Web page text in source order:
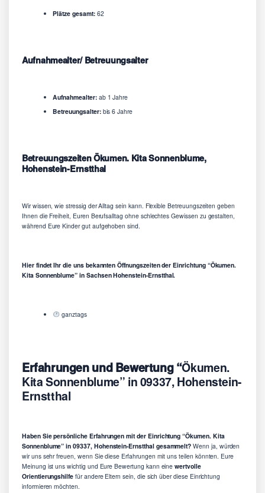
Plätze gesamt:62
Aufnahmealter/ Betreuungsalter
Aufnahmealter:ab 1 Jahre
Betreuungsalter:bis 6 Jahre
Betreuungszeiten Ökumen. Kita Sonnenblume,
Hohenstein-Ernstthal
Wir wissen, wie stressig der Alltag sein kann. Flexible Betreuungszeiten geben
Ihnen die Freiheit, Euren Berufsalltag ohne schlechtes Gewissen zu gestalten,
während Eure Kinder gut aufgehoben sind.
Hier findet Ihr die uns bekannten Öffnungszeiten der Einrichtung “Ökumen.
Kita Sonnenblume” in Sachsen Hohenstein-Ernstthal.
ganztags
Erfahrungen und Bewertung “Ökumen.
Kita Sonnenblume” in 09337, Hohenstein-
Ernstthal
Haben Sie persönliche Erfahrungen mit der Einrichtung “Ökumen. Kita
Sonnenblume” in 09337, Hohenstein-Ernstthal gesammelt? Wenn ja, würden
wir uns sehr freuen, wenn Sie diese Erfahrungen mit uns teilen könnten. Eure
Meinung ist uns wichtig und Eure Bewertung kann einewertvolle
Orientierungshilfe für andere Eltern sein, die sich über diese Einrichtung
informieren möchten.